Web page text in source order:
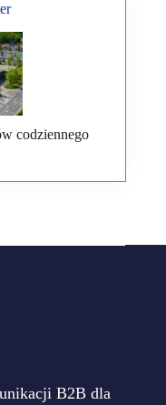
codziennego
B2B dla